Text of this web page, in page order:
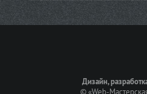
Дизайн,
©«Web-